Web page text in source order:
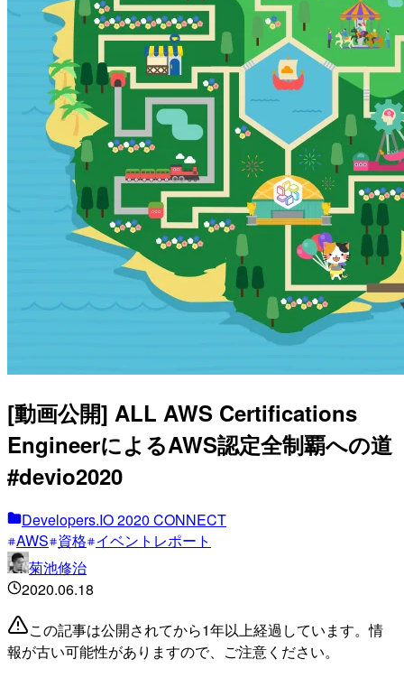
[動画公開] ALL AWS Certifications
EngineerによるAWS認定全制覇への道
#devio2020
Developers.IO 2020 CONNECT
AWS 資格 イベントレポート
菊池修治
2020.06.18
この記事は公開されてから1年以上経過しています。情
報が古い可能性がありますので、ご注意ください。